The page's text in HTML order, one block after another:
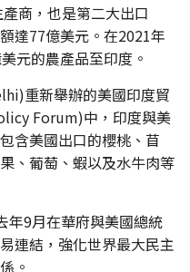
商，也是第二大出口
達77億美元。在2021年
元的農產品至印度。
重新舉辦的美國印度貿
Forum)中，印度與美
含美國出口的櫻桃、苜
、葡萄、蝦以及水牛肉等
年9月在華府與美國總統
連結，強化世界最大民主
。